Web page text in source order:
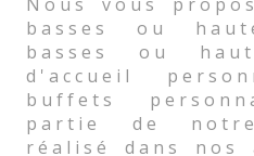
basses ou
basses ou
d'accueil
buffets
partie de
réalisé dans nos